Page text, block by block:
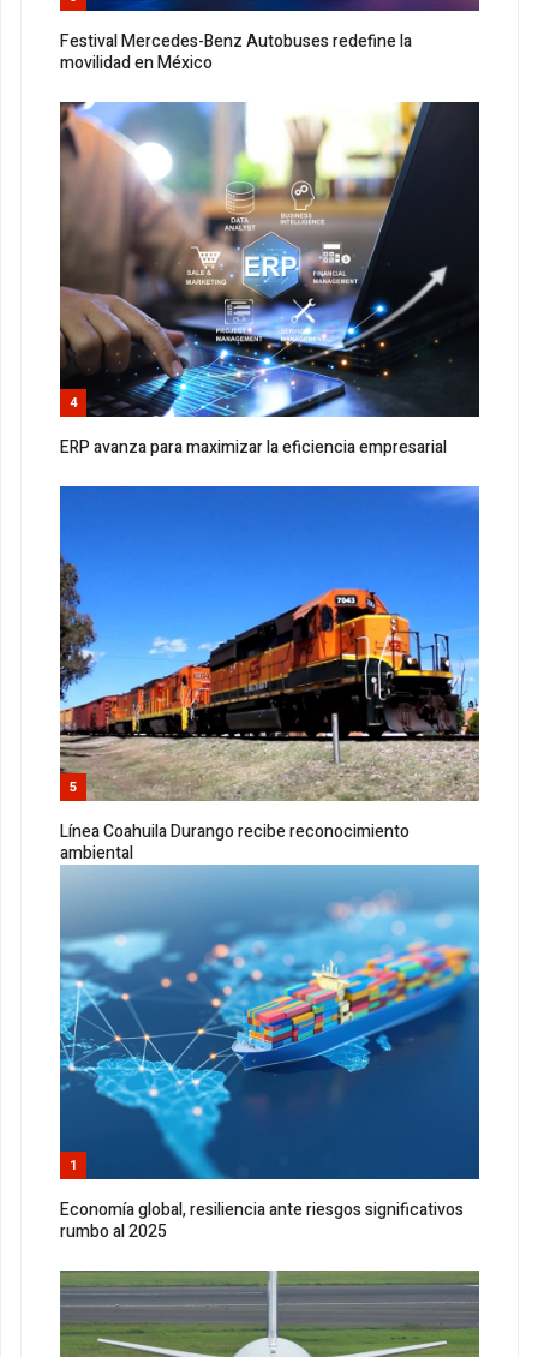
Festival Mercedes-Benz Autobuses redefine la
movilidad en México
4
ERP avanza para maximizar la eficiencia empresarial
5
Línea Coahuila Durango recibe reconocimiento
ambiental
1
Economía global, resiliencia ante riesgos significativos
rumbo al 2025